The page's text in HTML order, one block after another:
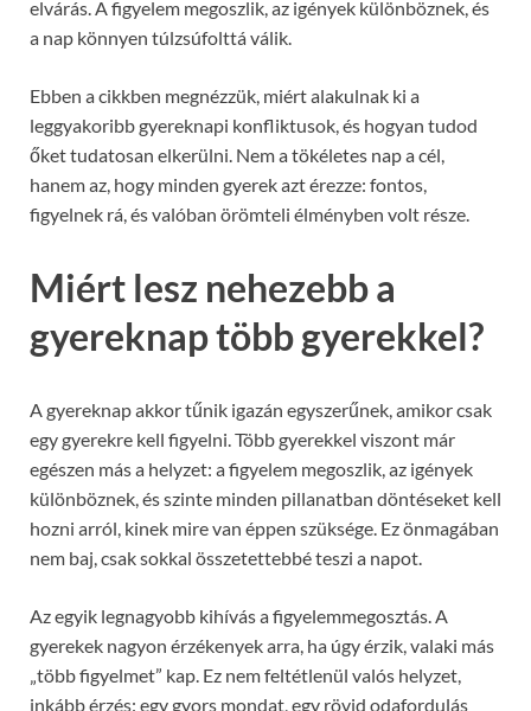
elvárás. A figyelem megoszlik, az igények különböznek, és
a nap könnyen túlzsúfolttá válik.
Ebben a cikkben megnézzük, miért alakulnak ki a
leggyakoribb gyereknapi konfliktusok, és hogyan tudod
őket tudatosan elkerülni. Nem a tökéletes nap a cél,
hanem az, hogy minden gyerek azt érezze: fontos,
figyelnek rá, és valóban örömteli élményben volt része.
Miért lesz nehezebb a
gyereknap több gyerekkel?
A gyereknap akkor tűnik igazán egyszerűnek, amikor csak
egy gyerekre kell figyelni. Több gyerekkel viszont már
egészen más a helyzet: a figyelem megoszlik, az igények
különböznek, és szinte minden pillanatban döntéseket kell
hozni arról, kinek mire van éppen szüksége. Ez önmagában
nem baj, csak sokkal összetettebbé teszi a napot.
Az egyik legnagyobb kihívás a figyelemmegosztás. A
gyerekek nagyon érzékenyek arra, ha úgy érzik, valaki más
„több figyelmet” kap. Ez nem feltétlenül valós helyzet,
inkább érzés: egy gyors mondat, egy rövid odafordulás